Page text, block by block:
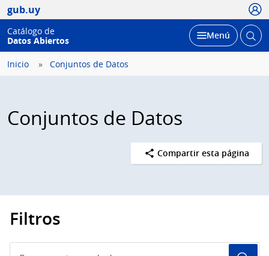
gub.uy
Catálogo de
Datos Abiertos
Desplegar
Menú Abrir
Inicio Conjuntos de Datos
Conjuntos de Datos
Compartir esta página
Filtros